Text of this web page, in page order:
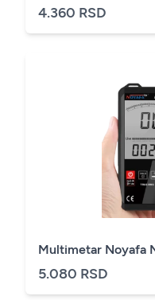
4.360 RSD
Multimetar Noyafa
5.080 RSD